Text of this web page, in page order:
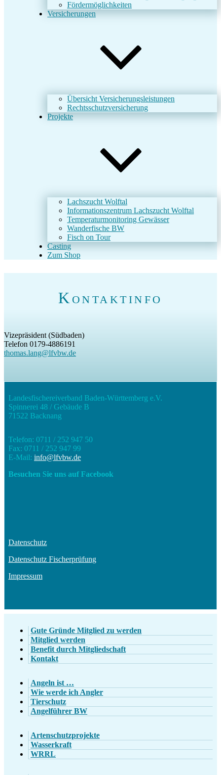
Fördermöglichkeiten
Versicherungen
Übersicht Versicherungsleistungen
Rechtsschutzversicherung
Projekte
Lachszucht Wolftal
Informationszentrum Lachszucht Wolftal
Temperaturmonitoring Gewässer
Wanderfische BW
Fisch on Tour
Casting
Zum Shop
Kontaktinfo
Vizepräsident (Südbaden)
Telefon 0179-4886191
thomas.lang@lfvbw.de
Landesfischereiverband Baden-Württemberg e.V.
Spinnerei 48 / Gebäude B
71522 Backnang
Telefon: 0711 / 252 947 50
Fax: 0711 / 252 947 99
E-Mail: info@lfvbw.de
Besuchen Sie uns auf Facebook
Datenschutz
Datenschutz Fischerprüfung
Impressum
Gute Gründe Mitglied zu werden
Mitglied werden
Benefit durch Mitgliedschaft
Kontakt
Angeln ist …
Wie werde ich Angler
Tierschutz
Angelführer BW
Artenschutzprojekte
Wasserkraft
WRRL